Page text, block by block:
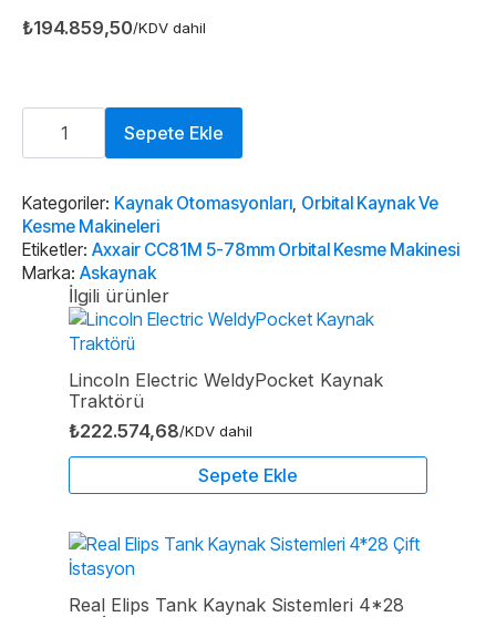
₺194.859,50/KDV dahil
Axxair
CC81M
5-
Kesme
Makinesi
adet
Sepete Ekle
Kategoriler: Kaynak Otomasyonları, Orbital Kaynak Ve
Kesme Makineleri
Etiketler: Axxair CC81M 5-78mm Orbital Kesme Makinesi
Marka: Askaynak
İlgili ürünler
Lincoln Electric WeldyPocket Kaynak
Traktörü
₺222.574,68/KDV dahil
Sepete Ekle
Real Elips Tank Kaynak Sistemleri 4*28